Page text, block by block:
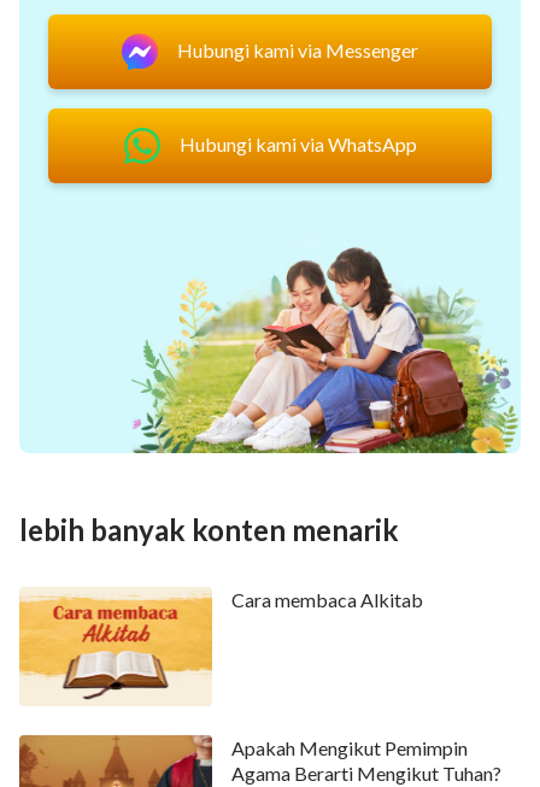
Hubungi kami via Messenger
Hubungi kami via WhatsApp
lebih banyak konten menarik
Cara membaca Alkitab
Apakah Mengikut Pemimpin
Agama Berarti Mengikut Tuhan?